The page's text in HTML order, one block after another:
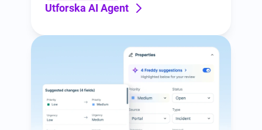
Utforska AI Agent